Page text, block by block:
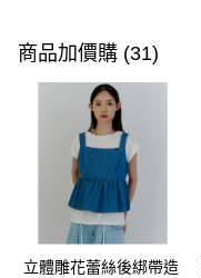
信用卡一次付款
超商取貨付款
LINE Pay
Apple Pay
街口支付
悠遊付
商品加價購 (31)
立體雕花蕾絲後綁帶造